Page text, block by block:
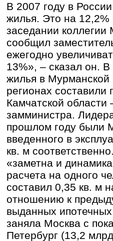
В 2007 году в
жилья. Это на 12,2%
заседании коллегии
сообщил
ежегодно
13%», – сказал он.
жилья в Мурманской
регионах составили
Камчатской области
замминистра.
прошлом году были
введенного в
кв. м
«заметна и
расчета на одного
составил 0,35 кв. м
отношению к
выданных
заняла Москва с
Петербург (13,2